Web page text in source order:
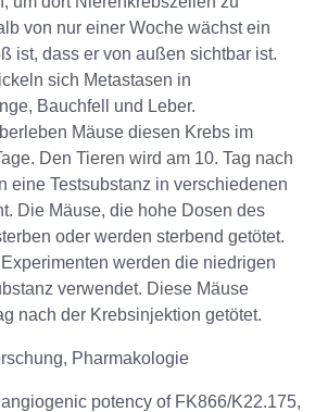
von nur einer Woche wächst ein
ist, dass er von außen sichtbar ist.
sich Metastasen in
Bauchfell und Leber.
Mäuse diesen Krebs im
Den Tieren wird am 10. Tag nach
eine Testsubstanz in verschiedenen
Die Mäuse, die hohe Dosen des
oder werden sterbend getötet.
werden die niedrigen
verwendet. Diese Mäuse
nach der Krebsinjektion getötet.
Pharmakologie
potency of FK866/K22.175,